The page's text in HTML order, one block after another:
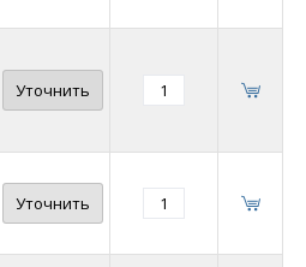
Уточнить
Уточнить